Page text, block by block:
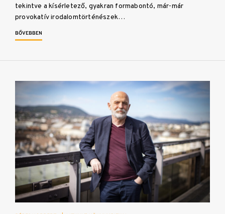
tekintve a kísérletező, gyakran formabontó, már-már
provokatív irodalomtörténészek…
BŐVEBBEN